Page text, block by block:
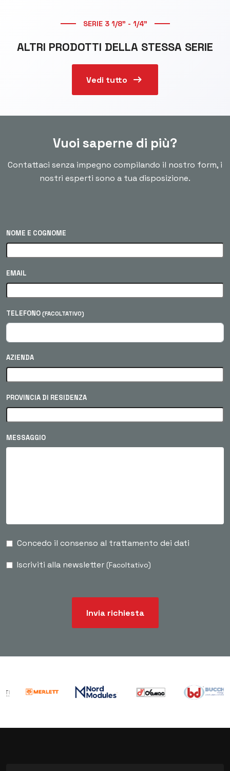
SERIE 3 1/8” - 1/4”
ALTRI PRODOTTI DELLA STESSA SERIE
Vedi tutto arrow_right_alt
Vuoi saperne di più?
Contattaci senza impegno compilando il nostro form, i
nostri esperti sono a tua disposizione.
NOME E COGNOME
EMAIL
TELEFONO (FACOLTATIVO)
AZIENDA
PROVINCIA DI RESIDENZA
MESSAGGIO
Concedo il consenso al trattamento dei dati
Iscriviti alla newsletter (Facoltativo)
Invia richiesta